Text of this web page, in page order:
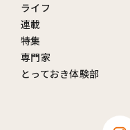
ライフ
連載
特集
専門家
とっておき体験部